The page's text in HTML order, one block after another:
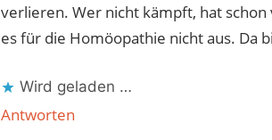
verlieren. Wer nicht kämpft, hat schon
es für die Homöopathie nicht aus. Da
Wird geladen …
Antworten